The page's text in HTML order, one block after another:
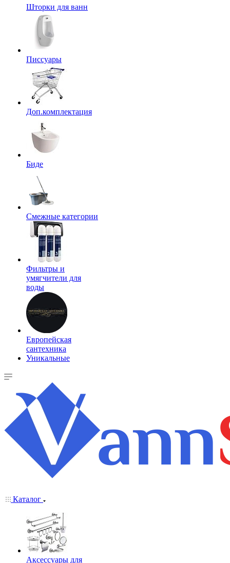
Шторки для ванн
Писсуары
Доп.комплектация
Биде
Смежные категории
Фильтры и
умягчители для
воды
Европейская
сантехника
Уникальные
Каталог
Аксессуары для